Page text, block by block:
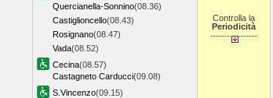
Quercianella-Sonnino(08.36)
Castiglioncello(08.43)
Rosignano(08.47)
Vada(08.52)
Cecina(08.57)
Castagneto Carducci(09.08)
S.Vincenzo(09.15)
Controlla la
Periodicità